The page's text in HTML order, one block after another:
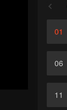
01
06
11